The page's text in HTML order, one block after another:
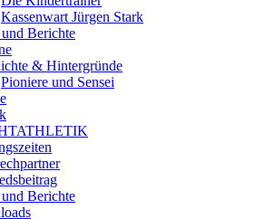
Kassenwart Jürgen Stark
Berichte
& Hintergründe
Pioniere und Sensei
Berichte